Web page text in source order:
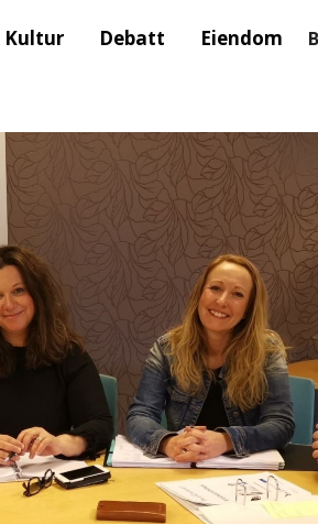
Kultur Debatt Eiendom